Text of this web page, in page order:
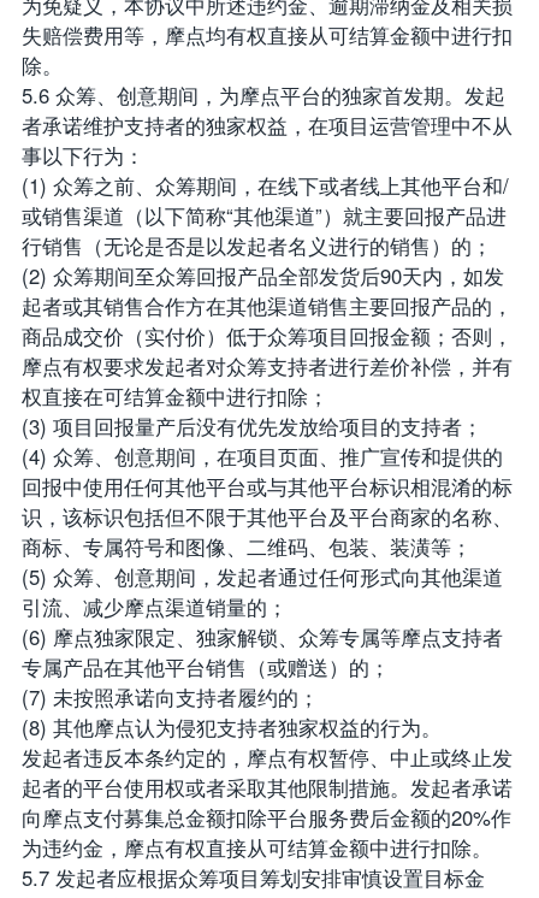
失赔偿费用等，摩点均有权直接从可结算金额中进行扣
除。
5.6 众筹、创意期间，为摩点平台的独家首发期。发起
者承诺维护支持者的独家权益，在项目运营管理中不从
事以下行为：
(1) 众筹之前、众筹期间，在线下或者线上其他平台和/
或销售渠道（以下简称“其他渠道”）就主要回报产品进
行销售（无论是否是以发起者名义进行的销售）的；
(2) 众筹期间至众筹回报产品全部发货后90天内，如发
起者或其销售合作方在其他渠道销售主要回报产品的，
商品成交价（实付价）低于众筹项目回报金额；否则，
摩点有权要求发起者对众筹支持者进行差价补偿，并有
权直接在可结算金额中进行扣除；
(3) 项目回报量产后没有优先发放给项目的支持者；
(4) 众筹、创意期间，在项目页面、推广宣传和提供的
回报中使用任何其他平台或与其他平台标识相混淆的标
识，该标识包括但不限于其他平台及平台商家的名称、
商标、专属符号和图像、二维码、包装、装潢等；
(5) 众筹、创意期间，发起者通过任何形式向其他渠道
引流、减少摩点渠道销量的；
(6) 摩点独家限定、独家解锁、众筹专属等摩点支持者
专属产品在其他平台销售（或赠送）的；
(7) 未按照承诺向支持者履约的；
(8) 其他摩点认为侵犯支持者独家权益的行为。
发起者违反本条约定的，摩点有权暂停、中止或终止发
起者的平台使用权或者采取其他限制措施。发起者承诺
向摩点支付募集总金额扣除平台服务费后金额的20%作
为违约金，摩点有权直接从可结算金额中进行扣除。
5.7 发起者应根据众筹项目筹划安排审慎设置目标金